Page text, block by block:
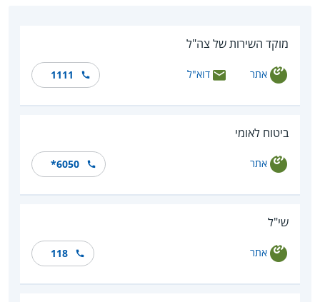
מוקד השירות של צה"ל
אתר דוא"ל 1111
ביטוח לאומי
אתר *6050
שי"ל
אתר 118